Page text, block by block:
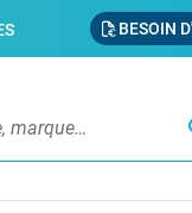
BESOIN